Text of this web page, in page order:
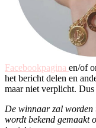
Facebookpagina en/of
het bericht delen en
maar niet verplicht.
De winnaar zal
wordt bekend gemaakt